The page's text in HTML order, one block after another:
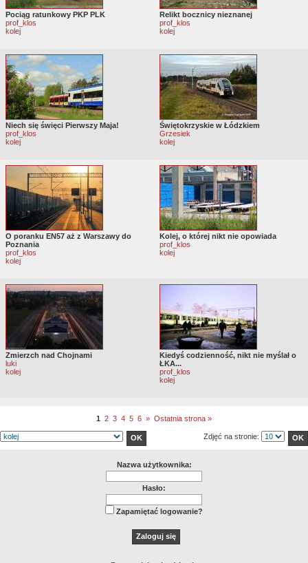
Pociąg ratunkowy PKP PLK
prof_klos
kolej
Relikt bocznicy nieznanej
prof_klos
kolej
Niech się święci Pierwszy Maja!
prof_klos
kolej
Świętokrzyskie w Łódzkiem
Grzesiek
kolej
O poranku EN57 aż z Warszawy do
Poznania
prof_klos
kolej
Kolej, o której nikt nie opowiada
prof_klos
kolej
Zmierzch nad Chojnami
luki
kolej
Kiedyś codzienność, nikt nie myślał o
ŁKA...
prof_klos
kolej
1 2 3 4 5 6 » Ostatnia strona »
Zdjęć na stronie:
Nazwa użytkownika:
Hasło:
Zapamiętać logowanie?